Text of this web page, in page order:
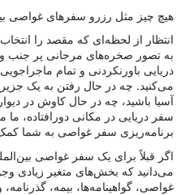
هیچ چیز مثل رزرو سفرهای غواصی
انتظار از لحظه‌ای که مقصد را
به تصور صخره‌های مرجانی پر جنب
دریایی باورنکردنی و تمام
می‌کنید. چه در حال رفتن به یک
آسیا باشید، چه در حال کاوش در
سفر دریایی در مکانی دورافتاده،
برنامه‌ریزی سفر غواصی به شما
اگر قبلاً برای یک سفر غواصی
می‌دانید که بخش‌های متغیر زیادی
غواصی، گواهینامه‌ها، بیمه،